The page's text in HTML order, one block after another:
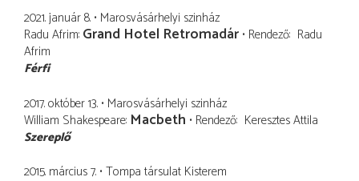
2021. január 8. Marosvásárhelyi szinház
Radu Afrim Grand Hotel Retromadár Rendező Radu
Afrim
Férfi
2017. október 13. Marosvásárhelyi szinház
William Shakespeare Macbeth Rendező Keresztes Attila
Szereplő
2015. március 7. Tompa társulat Kisterem